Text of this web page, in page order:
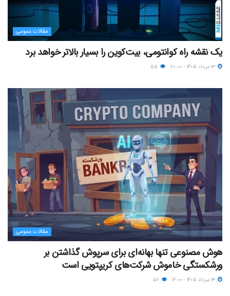
مقالات عمومی
یک نقشه راه کوانتومی، بیت‌کوین را بسیار بالاتر خواهد برد
مقالات عمومی
هوش مصنوعی تنها بهانه‌ای برای سرپوش گذاشتن بر
ورشکستگی خاموش شرکت‌های کریپتویی است